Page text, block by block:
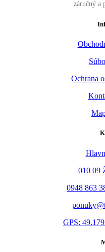
záručný a
Ochrana
010 09
0948 863
GPS: